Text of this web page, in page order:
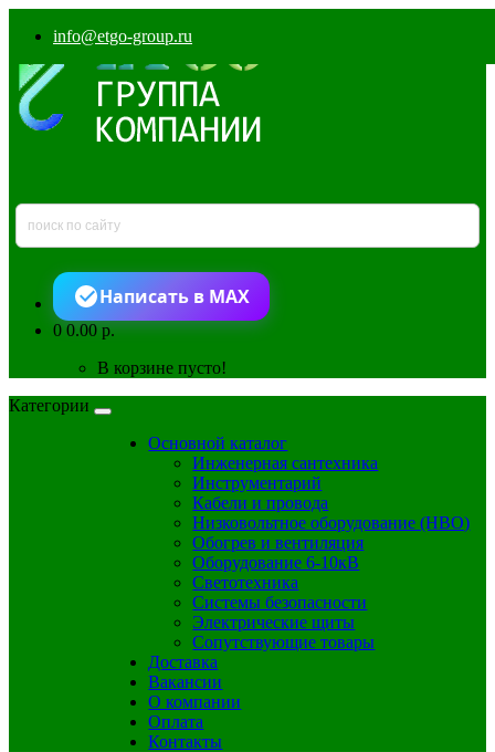
info@etgo-group.ru
Написать в MAX
00.00 р.
В корзине пусто!
Категории
Основной каталог
Инженерная сантехника
Инструментарий
Кабели и провода
Низковольтное оборудование (НВО)
Обогрев и вентиляция
Оборудование 6-10кВ
Светотехника
Системы безопасности
Электрические щиты
Сопутствующие товары
Доставка
Вакансии
О компании
Оплата
Контакты